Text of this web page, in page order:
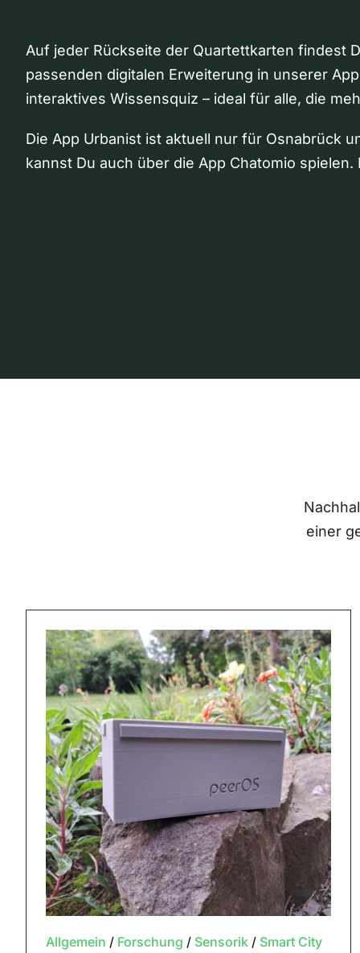
Auf jeder Rückseite der Quartettkarten findest
passenden digitalen Erweiterung in unserer
interaktives Wissensquiz – ideal für alle, die
Die App Urbanist ist aktuell nur für Osnabrück
kannst Du auch über die App Chatomio
einer
Allgemein / Forschung / Sensorik/ Smart City